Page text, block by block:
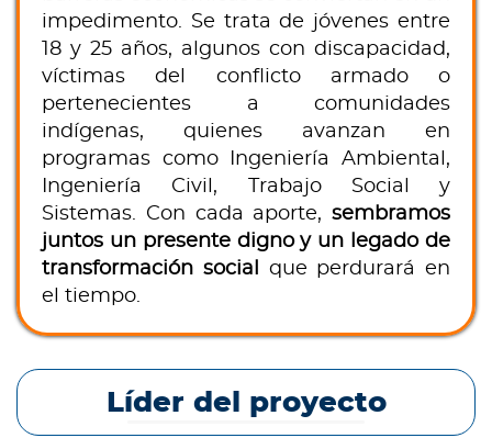
impedimento. Se trata de jóvenes entre
18 y 25 años, algunos con discapacidad,
víctimas del conflicto armado o
pertenecientes a comunidades
indígenas, quienes avanzan en
programas como Ingeniería Ambiental,
Ingeniería Civil, Trabajo Social y
Sistemas. Con cada aporte, sembramos
juntos un presente digno y un legado de
transformación social
que perdurará en
el tiempo.
Líder del proyecto